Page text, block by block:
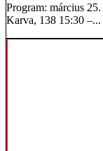
Program: március
Karva, 138 15:30 –...